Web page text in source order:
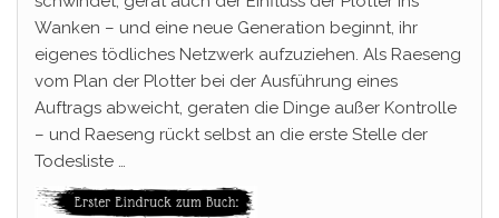
Wanken – und eine neue Generation beginnt, ihr
eigenes tödliches Netzwerk aufzuziehen. Als Raeseng
vom Plan der Plotter bei der Ausführung eines
Auftrags abweicht, geraten die Dinge außer Kontrolle
– und Raeseng rückt selbst an die erste Stelle der
Todesliste …